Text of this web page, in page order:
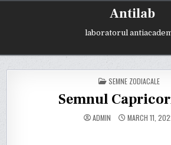
Antilab
laboratorul
POSTED
IN
SEMNE ZODIACALE
Semnul
ADMIN MARCH 11,